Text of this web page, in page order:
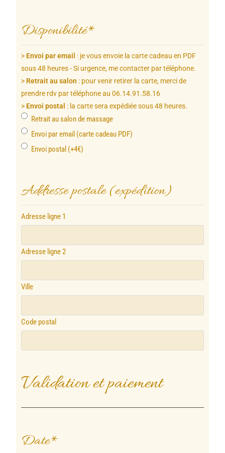
Disponibilité*
> Envoi par email : je vous envoie la carte cadeau en PDF
sous 48 heures - Si urgence, me contacter par téléphone.
> Retrait au salon : pour venir retirer la carte, merci de
prendre rdv par téléphone au 06.14.91.58.16
> Envoi postal : la carte sera expédiée sous 48 heures.
Retrait au salon de massage
Envoi par email (carte cadeau PDF)
Envoi postal (+4€)
Addresse postale (expédition)
Adresse ligne 1
Adresse ligne 2
Ville
Code postal
Validation et paiement
Date*